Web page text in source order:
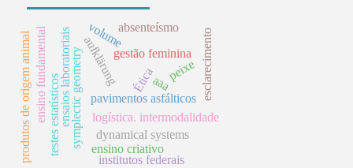
logística. intermodalidade
symplectic geometry pavimentos asfálticos
aaa
ensaios laboratoriais
testes estatísticos
aufklärung esclarecimento
Ética
ensino fundamental
dynamical systems
produtos de origem animal peixe
ensino criativo
gestão feminina
volumeabsenteísmo
institutos federais